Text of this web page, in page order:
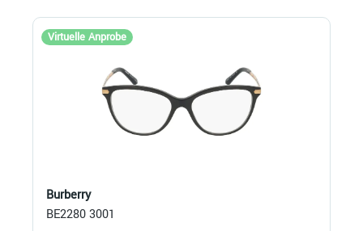
Virtuelle Anprobe
Burberry
BE2280 3001